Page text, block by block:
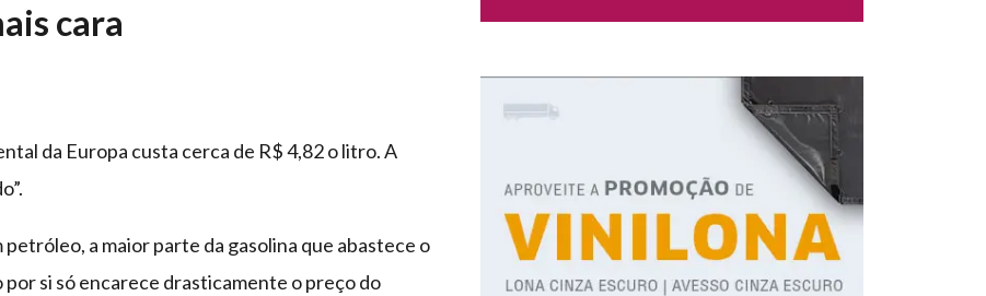
cara
da Europa custa cerca de R$ 4,82 o litro. A
a maior parte da gasolina que abastece o
si só encarece drasticamente o preço do